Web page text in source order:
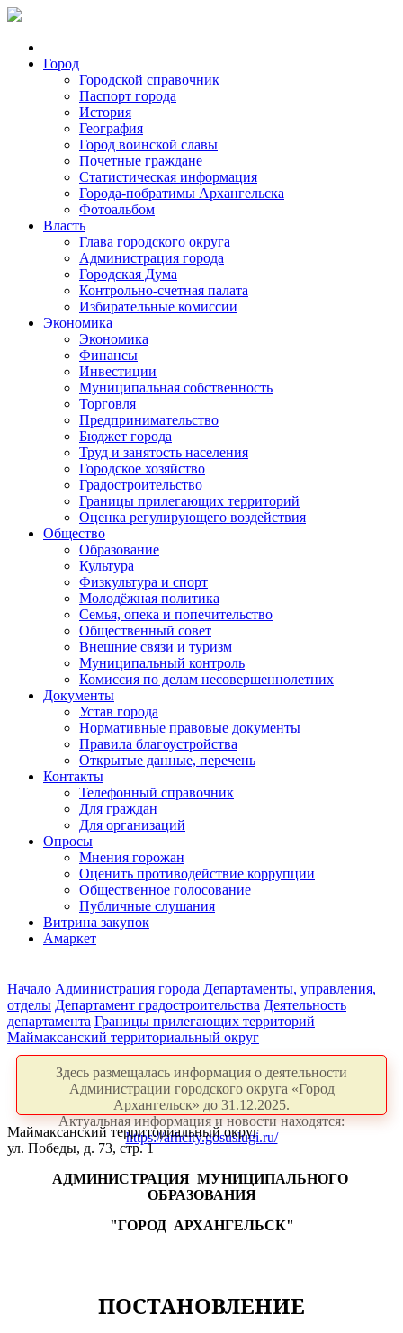
Город
Городской справочник
Паспорт города
История
География
Город воинской славы
Почетные граждане
Статистическая информация
Города-побратимы Архангельска
Фотоальбом
Власть
Глава городского округа
Администрация города
Городская Дума
Контрольно-счетная палата
Избирательные комиссии
Экономика
Экономика
Финансы
Инвестиции
Муниципальная собственность
Торговля
Предпринимательство
Бюджет города
Труд и занятость населения
Городское хозяйство
Градостроительство
Границы прилегающих территорий
Оценка регулирующего воздействия
Общество
Образование
Культура
Физкультура и спорт
Молодёжная политика
Семья, опека и попечительство
Общественный совет
Внешние связи и туризм
Муниципальный контроль
Комиссия по делам несовершеннолетних
Документы
Устав города
Нормативные правовые документы
Правила благоустройства
Открытые данные, перечень
Контакты
Телефонный справочник
Для граждан
Для организаций
Опросы
Мнения горожан
Оценить противодействие коррупции
Общественное голосование
Публичные слушания
Витрина закупок
Амаркет
Начало Администрация города Департаменты, управления,
отделы Департамент градостроительства Деятельность
департамента Границы прилегающих территорий
Маймаксанский территориальный округ
Здесь размещалась информация о деятельности
Администрации городского округа «Город
Архангельск» до 31.12.2025.
Актуальная информация и новости находятся:
https://arhcity.gosuslugi.ru/
Маймаксанский территориальный округ
ул. Победы, д. 73, стр. 1
АДМИНИСТРАЦИЯ МУНИЦИПАЛЬНОГО
ОБРАЗОВАНИЯ
"ГОРОД АРХАНГЕЛЬСК"
ПОСТАНОВЛЕНИЕ